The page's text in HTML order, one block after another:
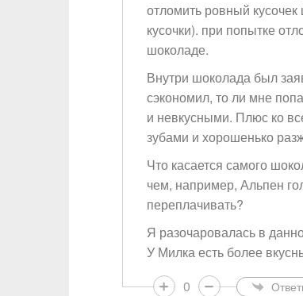
отломить ровный
кусочки). при попытке
шоколаде.
Внутри шоколада был
сэкономил, то ли мне
и невкусными. Плюс ко
зубами и хорошенько
Что касается самого
чем, например, Альпен
переплачивать?
Я разочаровалась в
У Милка есть более
0